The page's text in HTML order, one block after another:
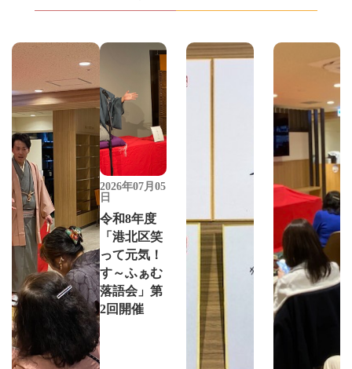
2026年07月05
日
令和8年度
「港北区笑
って元気！
す～ふぁむ
落語会」第
2回開催